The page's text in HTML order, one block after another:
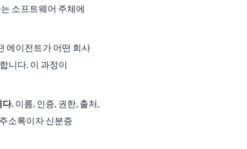
소프트웨어 주체에
에이전트가 어떤 회사
니다. 이 과정이
다.이름, 인증, 권한, 출처,
소록이자 신분증